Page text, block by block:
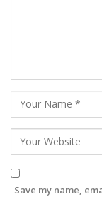
Save my name,